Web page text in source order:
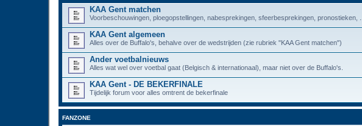
KAA Gent matchen
Voorbeschouwingen, ploegopstellingen, nabesprekingen, sfeerbesprekingen, pronostieken, ...
KAA Gent algemeen
Alles over de Buffalo's, behalve over de wedstrijden (zie rubriek "KAA Gent matchen")
Ander voetbalnieuws
Alles wat wel over voetbal gaat (Belgisch & internationaal), maar niet over de Buffalo's.
KAA Gent - DE BEKERFINALE
Tijdelijk forum voor alles omtrent de bekerfinale
FANZONE